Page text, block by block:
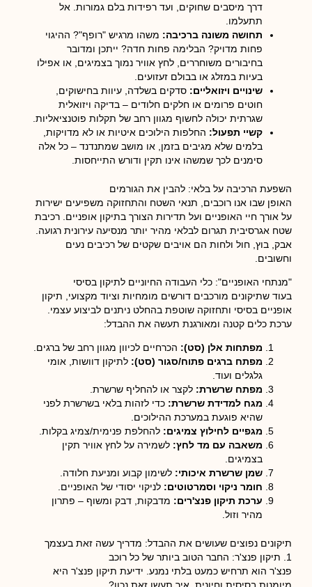
דרך מיסבים שחוקים, ועד רפידות בלם גמורות. אל
תתעלמו.
תחושה משונה ברכיבה: משהו מרגיש "רופף"? ההיגוי
פחות מדויק? הבלימה פחות חדה? ייתכן ומדובר
בחיבורים משוחררים, לחץ אוויר נמוך בצמיגים, או אפילו
בעיות במזלג או בבולם זעזועים.
שינויים ויזואליים: סדקים בשלדה, עיוות בחישוקים,
חוטים פרומים או חלקים חלודים – בדיקה ויזואלית
שגרתית יכולה לחשוף מגוון רחב של תקלות פוטנציאליות.
קשיי תפעול: החלפות הילוכים איטיות או לא מדויקות,
בלמים שלא מגיבים בזמן, או מושב שמתנדנד – כל אלה
סימנים לכך שמשהו אינו תקין ודורש התייחסות.
השפעת הרכיבה על בלאי: להבין את הגורמים
האופן שבו אנו רוכבים, תנאי השטח והתחזוקה משפיעים ישירות
על אורך חיי האופניים ועל תדירות הצורך בתיקון אופניים. רכיבת
שטח אגרסיבית תגרום לבלאי מהיר יותר מנסיעה עירונית רגועה.
אבק, בוץ, חול ולחות הם אויבים שקטים של רכיבים נעים
וחשובים.
"מנתחי האופניים": כלי העבודה החיוניים לתיקון בסיסי
בעוד שתיקונים מורכבים דורשים מומחיות וציוד מקצועי, תיקון
אופניים בסיסי ותחזוקה שוטפת בהחלט ניתנים לביצוע עצמי.
ערכת כלים קטנה ומאורגנת תעשה את ההבדל:
מפתחות אלן (סט): הכרחיים לכיוון מגוון רחב של ברגים.
מפתח ברגים פתוח/סגור (סט): לתיקון דוושות, אומי
גלגלים ועוד.
מפתח שרשרת: לקצר או להחליף שרשרת.
מגח למדידת שרשרת: כדי לזהות בלאי בשרשרת לפני
שהיא פוגעת במערכת ההילוכים.
מגפיים לחילוץ צמיגים: להחלפת פנימית/צמיג בקלות.
משאבה עם מד לחץ: לשמירה על לחץ אוויר תקין
בצמיגים.
שמן שרשרת איכותי: לשימון קבוע ומניעת חלודה.
חומר ניקוי וסמרטוטים: לניקוי יסודי של האופניים.
ערכת תיקון פנצ'רים: מדבקות, דבק ומשוף – פתרון
מהיר וזול.
תיקונים נפוצים שעושים את ההבדל: מדריך עשה זאת בעצמך
1. תיקון פנצ'ר: החבר הטוב ביותר של כל רוכב
פנצ'ר הוא תרחיש כמעט בלתי נמנע. ידיעת תיקון פנצ'ר היא